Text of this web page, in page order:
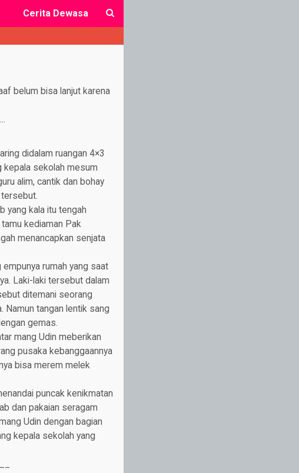
Cerita Dewasa
belum bisa lanjut karena
didalam ruangan 4×3
kepala sekolah mesum
alim, cantik dan bohay
yang kala itu tengah
kediaman Pak
menancapkan senjata
rumah yang saat
Laki-laki tersebut dalam
ditemani seorang
Namun tangan lentik sang
gemas.
mang Udin meberikan
pusaka kebanggaannya
bisa merem melek
puncak kenikmatan
dan pakaian seragam
Udin dengan bagian
kepala sekolah yang